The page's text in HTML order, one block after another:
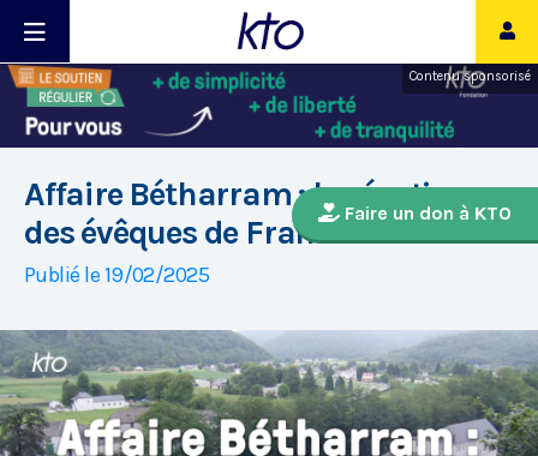
Contenu sponsorisé
Faire un don à KTO
Affaire Bétharram : la réaction
des évêques de France
Publié le 19/02/2025